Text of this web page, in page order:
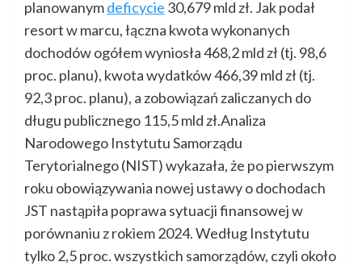
planowanymdeficycie 30,679 mld zł. Jak podał
resort w marcu, łączna kwota wykonanych
dochodów ogółem wyniosła 468,2 mld zł (tj. 98,6
proc. planu), kwota wydatków 466,39 mld zł (tj.
92,3 proc. planu), a zobowiązań zaliczanych do
długu publicznego 115,5 mld zł.Analiza
Narodowego Instytutu Samorządu
Terytorialnego (NIST) wykazała, że po pierwszym
roku obowiązywania nowej ustawy o dochodach
JST nastąpiła poprawa sytuacji finansowej w
porównaniu z rokiem 2024. Według Instytutu
tylko 2,5 proc. wszystkich samorządów, czyli około